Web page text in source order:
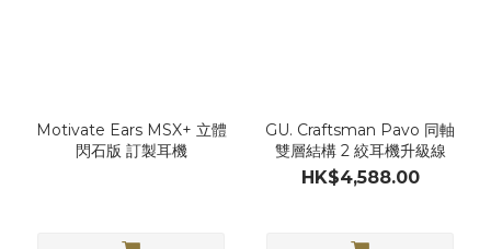
Motivate Ears MSX+ 立體
閃石版 訂製耳機
GU. Craftsman Pavo 同軸
雙層結構 2 絞耳機升級線
HK$4,588.00